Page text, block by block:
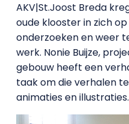
AKV|St.Joost Breda
oude klooster in zich
onderzoeken en weer
werk. Nonie Buijze,
gebouw heeft een
taak om die verhalen
animaties en